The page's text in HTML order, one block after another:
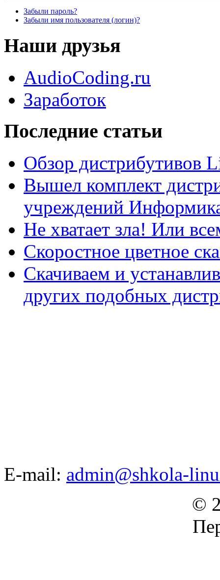
Забыли пароль?
Забыли имя пользователя (логин)?
Наши друзья
AudioCoding.ru
Заработок
Последние статьи
Обзор дистрибутивов
Вышел комплект
учреждений
Не хватает зла! Или
Скоростное цветное
Скачиваем и
других подобных
E-mail: admin@shkola-
©